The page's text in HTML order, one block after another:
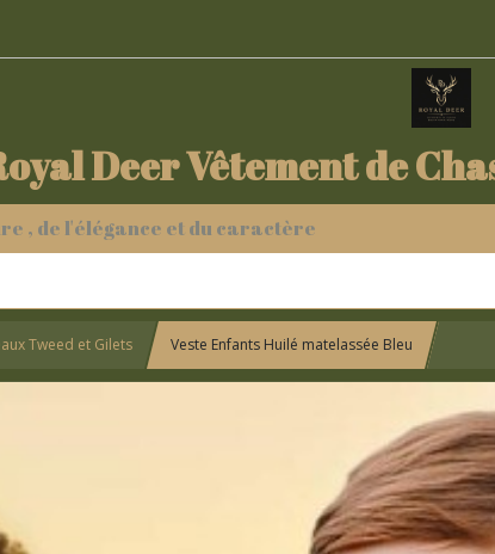
Deer Vêtement de
, de l'élégance et du caractère
Tweed et Gilets Veste Enfants Huilé matelassée Bleu